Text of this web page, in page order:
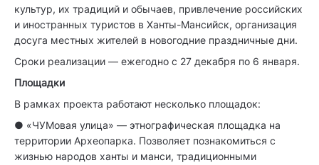
культур, их традиций и обычаев, привлечение российских
и иностранных туристов в Ханты-Мансийск, организация
досуга местных жителей в новогодние праздничные дни.
Сроки реализации — ежегодно с 27 декабря по 6 января.
Площадки
В рамках проекта работают несколько площадок:
● «ЧУМовая улица» — этнографическая площадка на
территории Археопарка. Позволяет познакомиться с
жизнью народов ханты и манси, традиционными